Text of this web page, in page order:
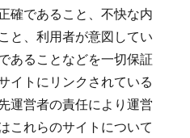
確であること、不快な内
と、利用者が意図してい
あることなどを一切保証
イトにリンクされている
運営者の責任により運営
これらのサイトについて